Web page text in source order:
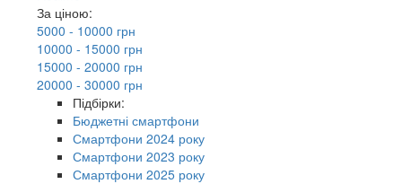
За ціною:
5000 - 10000 грн
10000 - 15000 грн
15000 - 20000 грн
20000 - 30000 грн
Підбірки:
Бюджетні смартфони
Смартфони 2024 року
Смартфони 2023 року
Смартфони 2025 року